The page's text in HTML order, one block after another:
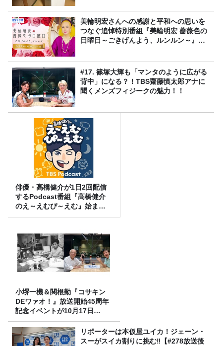
美輪明宏さんへの感謝と平和への思いを
つなぐ追悼特別番組『美輪明宏 薔薇色の
日曜日～ごきげんよう、ルンルン～』
#17. 篠塚大輝も「マンタのように広がる
背中」になる？！TBS齋藤慎太郎アナに
聞くメンズフィジークの魅力！！
俳優・高橋健介が1日2回配信
するPodcast番組『高橋健介
のえ～えむぴ～えむ』始まり
ます
小堺一機＆関根勤『コサキン
DEワァオ！』放送開始45周年
記念イベントが10月17日
（土）に開催決定！本日より
FC先行受付スタート！リポーターは本仮屋ユイカ！ジェーン・
スーがスイカ割りに挑む‼【#278放送後